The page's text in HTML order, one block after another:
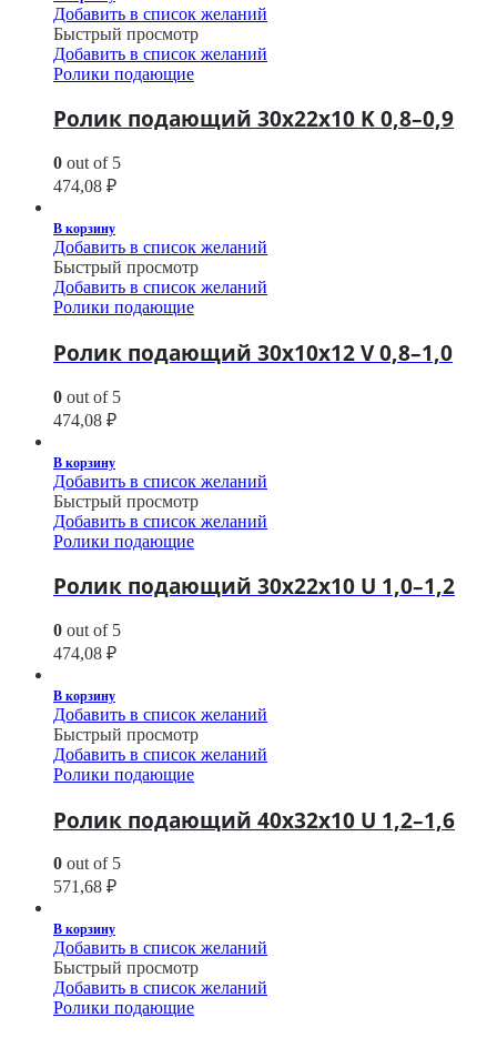
Добавить в список желаний
Быстрый просмотр
Добавить в список желаний
Ролики подающие
Ролик подающий 30х22х10 K 0,8–0,9
0 out of 5
474,08 ₽
В корзину
Добавить в список желаний
Быстрый просмотр
Добавить в список желаний
Ролики подающие
Ролик подающий 30х10х12 V 0,8–1,0
0 out of 5
474,08 ₽
В корзину
Добавить в список желаний
Быстрый просмотр
Добавить в список желаний
Ролики подающие
Ролик подающий 30х22х10 U 1,0–1,2
0 out of 5
474,08 ₽
В корзину
Добавить в список желаний
Быстрый просмотр
Добавить в список желаний
Ролики подающие
Ролик подающий 40х32х10 U 1,2–1,6
0 out of 5
571,68 ₽
В корзину
Добавить в список желаний
Быстрый просмотр
Добавить в список желаний
Ролики подающие